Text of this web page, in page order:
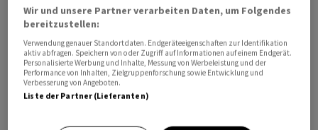
Gleichzeitig konnte aber der operative Ertrag der
zugrundeliegenden Zielfonds im Jahresvergleich um
über 12 Prozent gesteigert werden.
Wir und unsere Partner verarbeiten Daten, um Folgendes
bereitzustellen:
Verwendung genauer Standortdaten. Endgeräteeigenschaften zur Identifikation
aktiv abfragen. Speichern von oder Zugriff auf Informationen auf einem Endgerät.
Personalisierte Werbung und Inhalte, Messung von Werbeleistung und der
Performance von Inhalten, Zielgruppenforschung sowie Entwicklung und
Verbesserung von Angeboten.
Liste der Partner (Lieferanten)